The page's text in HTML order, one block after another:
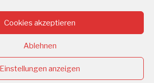
Cookies akzeptieren
Ablehnen
Einstellungen anzeigen
Über
Impressum/Datenschutz
(EU)
Stolz präsentiert von WordPress